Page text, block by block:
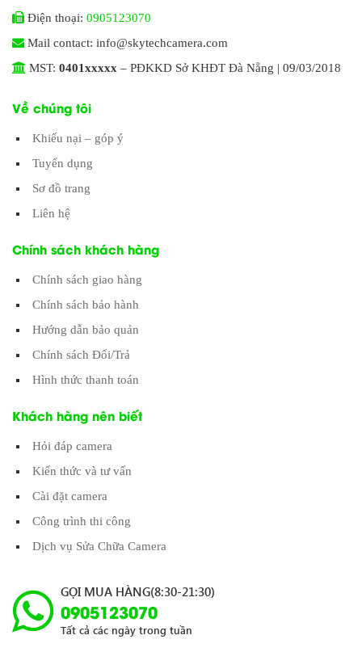
Điện thoại: 0905123070
Mail contact: info@skytechcamera.com
MST: 0401xxxxx – PĐKKD Sở KHĐT Đà Nẵng | 09/03/2018
Về chúng tôi
Khiếu nại – góp ý
Tuyển dụng
Sơ đồ trang
Liên hệ
Chính sách khách hàng
Chính sách giao hàng
Chính sách bảo hành
Hướng dẫn bảo quản
Chính sách Đổi/Trả
Hình thức thanh toán
Khách hàng nên biết
Hỏi đáp camera
Kiến thức và tư vấn
Cài đặt camera
Công trình thi công
Dịch vụ Sửa Chữa Camera
GỌI MUA HÀNG(8:30-21:30)
0905123070
Tất cả các ngày trong tuần